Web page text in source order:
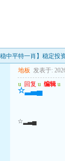
中平特一肖】稳定投
地板 发表于:
u 回复 u 编辑 u
☆▂▃▄
☆▂▃▄